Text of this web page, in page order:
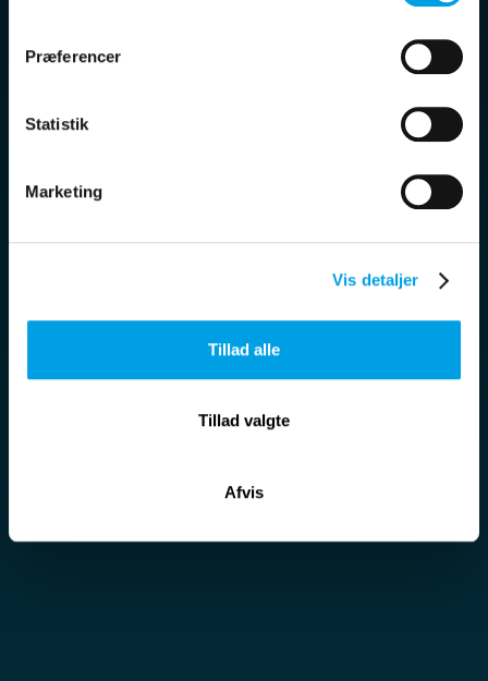
Præferencer
Statistik
Marketing
Vis detaljer
Tillad alle
Tillad valgte
Afvis